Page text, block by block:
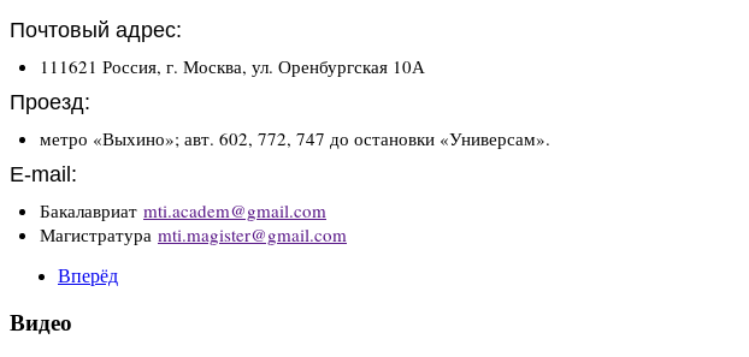
Почтовый адрес:
111621 Россия, г. Москва, ул. Оренбургская 10А
Проезд:
метро «Выхино»; авт. 602, 772, 747 до остановки «Универсам».
E-mail:
Бакалавриат mti.academ@gmail.com
Магистратура mti.magister@gmail.com
Вперёд
Видео